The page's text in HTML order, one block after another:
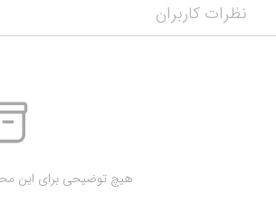
نظرات کاربران